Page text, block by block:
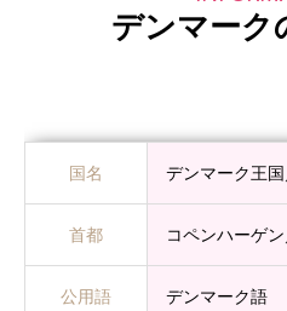
デンマーク
国名 デンマーク王
首都 コペンハーゲ
公用語 デンマーク語